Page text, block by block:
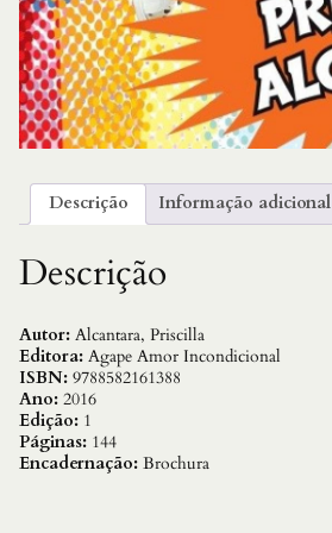
Descrição Informação adicional
Descrição
Autor: Alcantara, Priscilla
Editora: Agape Amor Incondicional
ISBN: 9788582161388
Ano: 2016
Edição: 1
Páginas: 144
Encadernação: Brochura